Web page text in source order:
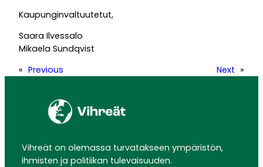
Kaupunginvaltuutetut,
Saara Ilvessalo
Mikaela Sundqvist
« Previous Next »
Vihreät on olemassa turvatakseen ympäristön,
ihmisten ja politiikan tulevaisuuden.